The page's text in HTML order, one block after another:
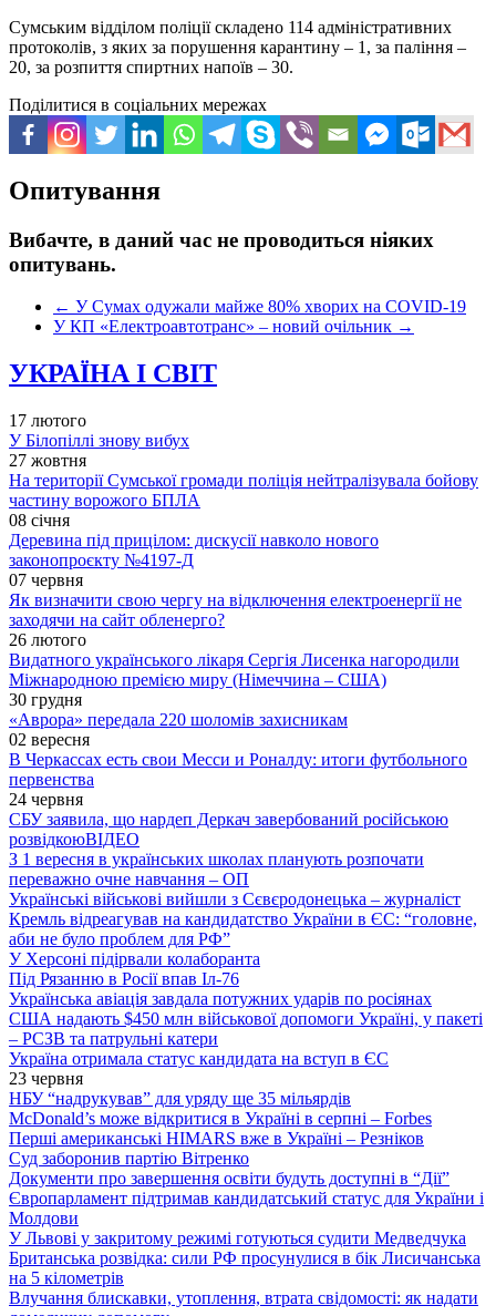
Сумським відділом поліції складено 114 адміністративних
протоколів, з яких за порушення карантину – 1, за паління –
20, за розпиття спиртних напоїв – 30.
Поділитися в соціальних мережах
Опитування
Вибачте, в даний час не проводиться ніяких
опитувань.
← У Сумах одужали майже 80% хворих на COVID-19
У КП «Електроавтотранс» – новий очільник →
УКРАЇНА І СВІТ
17 лютого
У Білопіллі знову вибух
27 жовтня
На території Сумської громади поліція нейтралізувала бойову
частину ворожого БПЛА
08 січня
Деревина під прицілом: дискусії навколо нового
законопроєкту №4197-Д
07 червня
Як визначити свою чергу на відключення електроенергії не
заходячи на сайт обленерго?
26 лютого
Видатного українського лікаря Сергія Лисенка нагородили
Міжнародною премією миру (Німеччина – США)
30 грудня
«Аврора» передала 220 шоломів захисникам
02 вересня
В Черкассах есть свои Месси и Роналду: итоги футбольного
первенства
24 червня
СБУ заявила, що нардеп Деркач завербований російською
розвідкоюВІДЕО
З 1 вересня в українських школах планують розпочати
переважно очне навчання – ОП
Українські військові вийшли з Сєвєродонецька – журналіст
Кремль відреагував на кандидатство України в ЄС: “головне,
аби не було проблем для РФ”
У Херсоні підірвали колаборанта
Під Рязанню в Росії впав Іл-76
Українська авіація завдала потужних ударів по росіянах
США надають $450 млн військової допомоги Україні, у пакеті
– РСЗВ та патрульні катери
Україна отримала статус кандидата на вступ в ЄС
23 червня
НБУ “надрукував” для уряду ще 35 мільярдів
McDonald’s може відкритися в Україні в серпні – Forbes
Перші американські HIMARS вже в Україні – Резніков
Суд заборонив партію Вітренко
Документи про завершення освіти будуть доступні в “Дії”
Європарламент підтримав кандидатський статус для України і
Молдови
У Львові у закритому режимі готуються судити Медведчука
Британська розвідка: сили РФ просунулися в бік Лисичанська
на 5 кілометрів
Влучання блискавки, утоплення, втрата свідомості: як надати